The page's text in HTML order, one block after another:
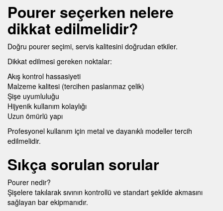
Pourer seçerken nelere
dikkat edilmelidir?
Doğru pourer seçimi, servis kalitesini doğrudan etkiler.
Dikkat edilmesi gereken noktalar:
Akış kontrol hassasiyeti
Malzeme kalitesi (tercihen paslanmaz çelik)
Şişe uyumluluğu
Hijyenik kullanım kolaylığı
Uzun ömürlü yapı
Profesyonel kullanım için metal ve dayanıklı modeller tercih
edilmelidir.
Sıkça sorulan sorular
Pourer nedir?
Şişelere takılarak sıvının kontrollü ve standart şekilde akmasını
sağlayan bar ekipmanıdır.